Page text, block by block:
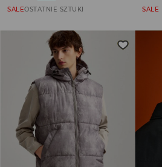
SALEOSTATNIE SZTUKI SALE